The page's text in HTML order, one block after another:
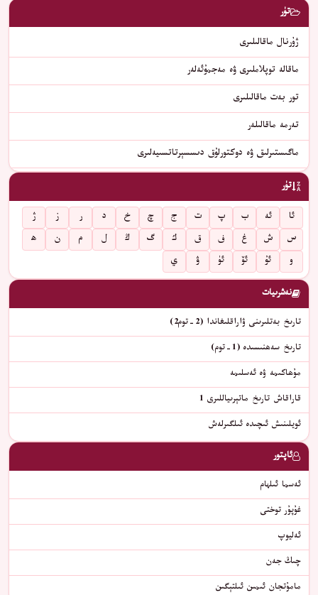
تۈر
ژۇرنال ماقالىلىرى
ماقالە توپلاملىرى ۋە مەجمۇئەلەر
تور بەت ماقالىلىرى
تەرمە ماقالىلەر
ماگىستىرلىق ۋە دوكتورلۇق دىسسېرتاتسىيەلىرى
تۈر
ئا ئە ب پ ت ج چ خ د ر ز
ژ
س
ش غ ف ق ك گ ڭ ل م ن
ھ
و
ئۇ ئۆ ئۈ ۋ ي
نەشرىيات
تارىخ بەتلىرىنى ۋاراقلىغاندا (2-توم2)
تارىخ سەھنىسىدە (1-توم)
مۇھاكىمە ۋە ئەسلىمە
قاراقاش تارىخ ماتېرىياللىرى 1
ئويلىنىش ئىچىدە ئىلگىرلەش
ئاپتور
ئەسما ئىلھام
غۇپۇر توختى
ئەليوپ
چىڭ جەن
مامۇتجان ئىمىن ئىلتېگىن